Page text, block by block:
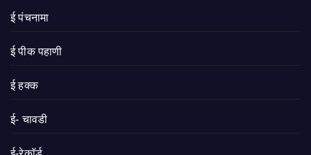
ई पंचनामा
ई पीक पहाणी
ई हक्क
ई- चावडी